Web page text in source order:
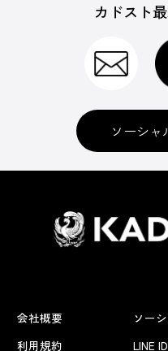
カドスト
ソーシ
会社概要
利用規約
ソー
LINE